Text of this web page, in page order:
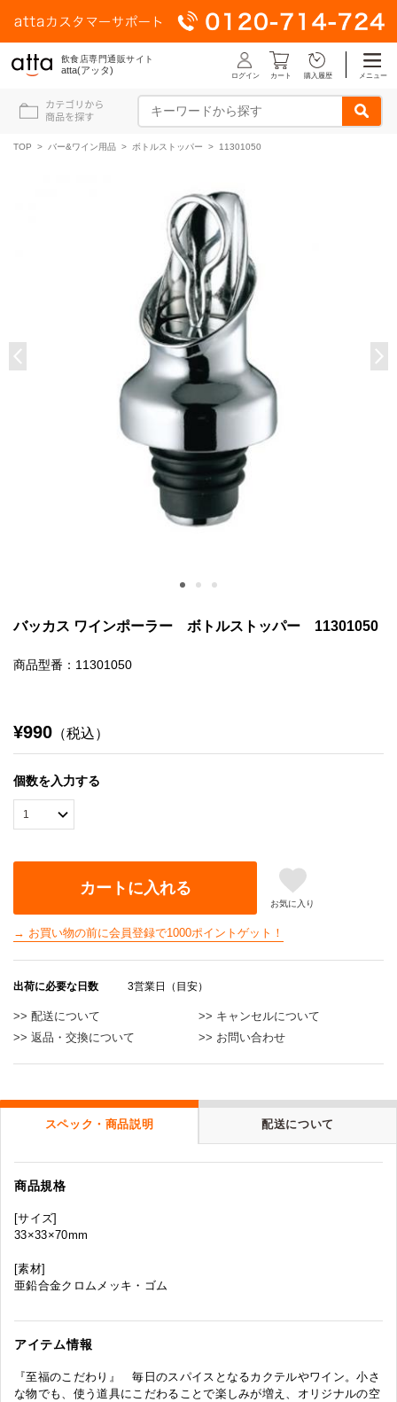
飲食店専門通販サイト
atta(アッタ) ログイン カート 購入履歴 メニュー
TOP > バー&ワイン用品 > ボトルストッパー > 11301050
バッカス ワインポーラー ボトルストッパー 11301050
商品型番：11301050
¥990 （税込）
個数を入力する
カートに入れる
お気に入り
→ お買い物の前に会員登録で1000ポイントゲット！
出荷に必要な日数 3営業日（目安）
>> 配送について
>> キャンセルについて
>> 返品・交換について
>> お問い合わせ
スペック・商品説明 配送について
商品規格
[サイズ]
33×33×70mm
[素材]
亜鉛合金クロムメッキ・ゴム
アイテム情報
『至福のこだわり』 毎日のスパイスとなるカクテルやワイン。小さ
な物でも、使う道具にこだわることで楽しみが増え、オリジナルの空